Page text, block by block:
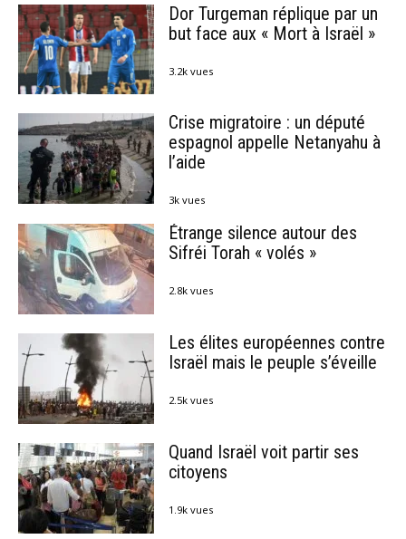
Dor Turgeman réplique par un
but face aux « Mort à Israël »
3.2k vues
Crise migratoire : un député
espagnol appelle Netanyahu à
l’aide
3k vues
Étrange silence autour des
Sifréi Torah « volés »
2.8k vues
Les élites européennes contre
Israël mais le peuple s’éveille
2.5k vues
Quand Israël voit partir ses
citoyens
1.9k vues